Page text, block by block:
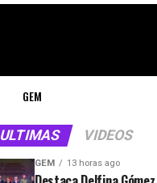
GEM
ULTIMAS VIDEOS
GEM 13 horas ago